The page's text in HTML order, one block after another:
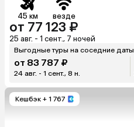
45 км везде
от 77 123 ₽
25 авг. - 1 сент., 7 ночей
Выгодные туры на соседние даты
от 83 787 ₽
24 авг. - 1 сент., 8 н.
Кешбэк + 1 767